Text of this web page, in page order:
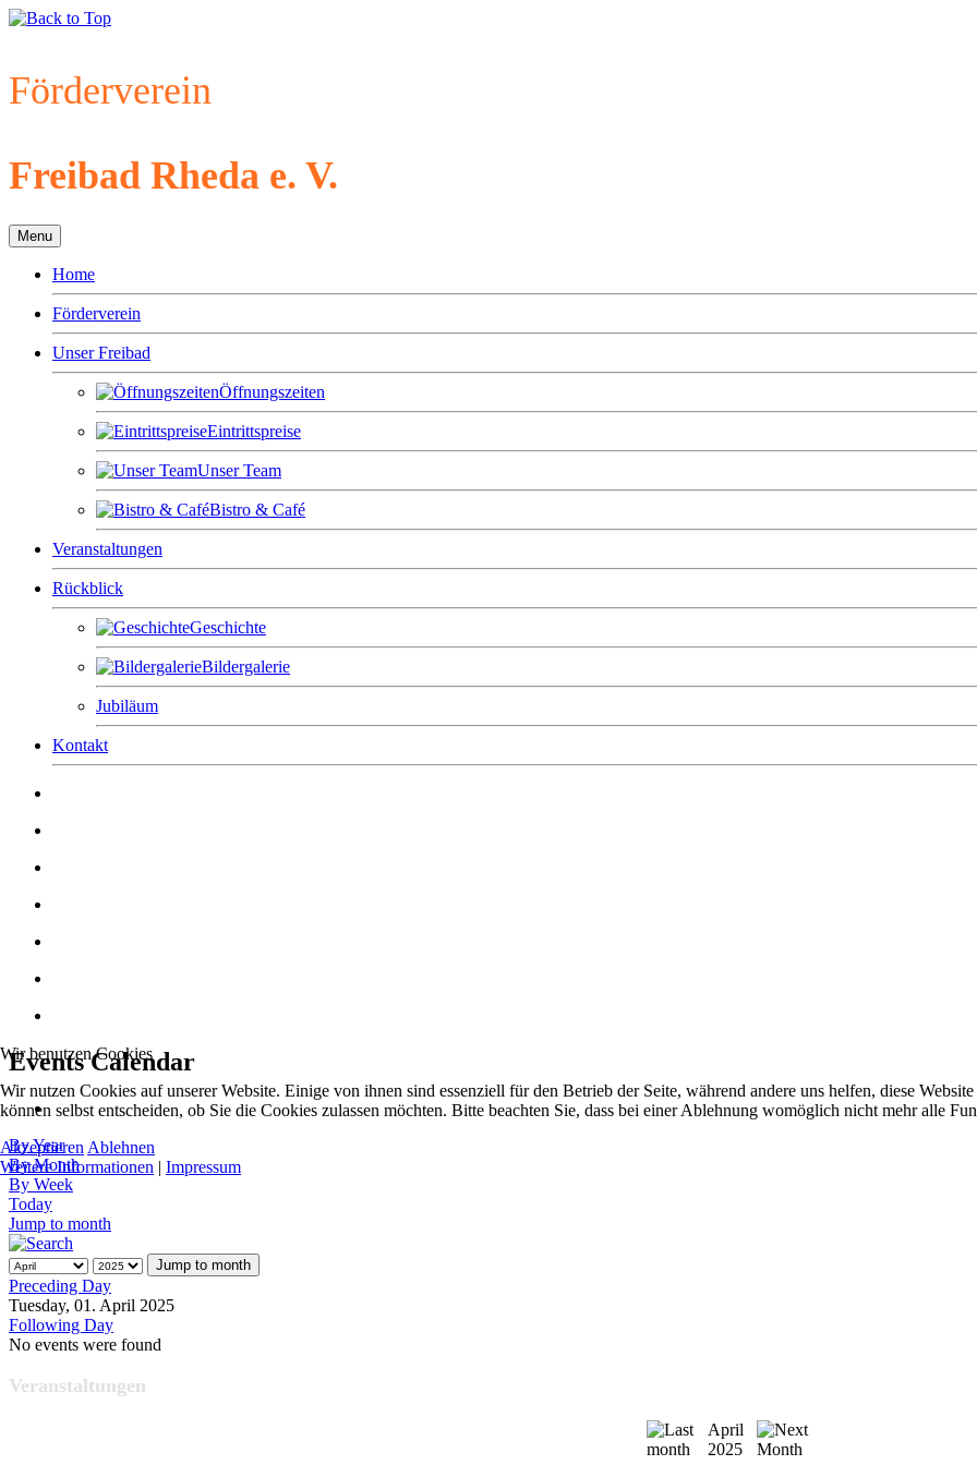
Förderverein
Freibad Rheda e. V.
Menu
Home
Förderverein
Unser Freibad
Öffnungszeiten
Eintrittspreise
Unser Team
Bistro & Café
Veranstaltungen
Rückblick
Geschichte
Bildergalerie
Jubiläum
Kontakt
Events Calendar
By Year
By Month
By Week
Today
Jump to month
Jump to month
Preceding Day
Tuesday, 01. April 2025
Following Day
No events were found
Veranstaltungen
April
2025
Wir benutzen Cookies
Wir nutzen Cookies auf unserer Website. Einige von ihnen sind essenziell für den Betrieb der Seite, während andere uns helfen, diese
können selbst entscheiden, ob Sie die Cookies zulassen möchten. Bitte beachten Sie, dass bei einer Ablehnung womöglich nicht mehr alle
Akzeptieren Ablehnen
Weitere Informationen | Impressum